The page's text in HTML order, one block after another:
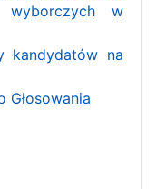
wyborczych w
kandydatów na
Głosowania